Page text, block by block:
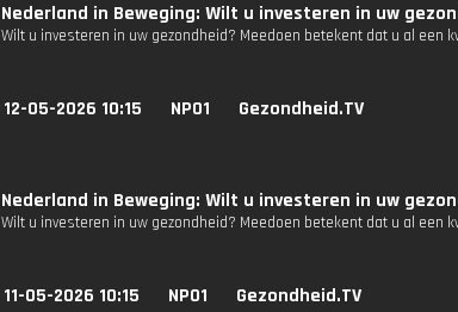
Nederland in Beweging: Wilt u investeren in uw
Wilt u investeren in uw gezondheid? Meedoen betekent dat u al een
12-05-2026 10:15 NPO1 Gezondheid.TV
Nederland in Beweging: Wilt u investeren in uw
Wilt u investeren in uw gezondheid? Meedoen betekent dat u al een
11-05-2026 10:15 NPO1 Gezondheid.TV